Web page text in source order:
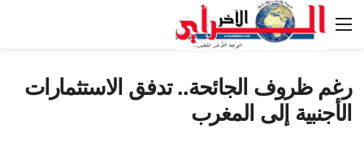
رغم ظروف الجائحة.. تدفق الاستثمارات
الأجنبية إلى المغرب